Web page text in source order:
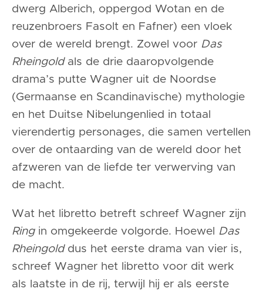
dwerg Alberich, oppergod Wotan en de
reuzenbroers Fasolt en Fafner) een vloek
over de wereld brengt. Zowel voor Das
Rheingold als de drie daaropvolgende
drama’s putte Wagner uit de Noordse
(Germaanse en Scandinavische) mythologie
en het Duitse Nibelungenlied in totaal
vierendertig personages, die samen vertellen
over de ontaarding van de wereld door het
afzweren van de liefde ter verwerving van
de macht.
Wat het libretto betreft schreef Wagner zijn
Ring in omgekeerde volgorde. Hoewel
Das
Rheingold dus het eerste drama van vier is,
schreef Wagner het libretto voor dit werk
als laatste in de rij, terwijl hij er als eerste